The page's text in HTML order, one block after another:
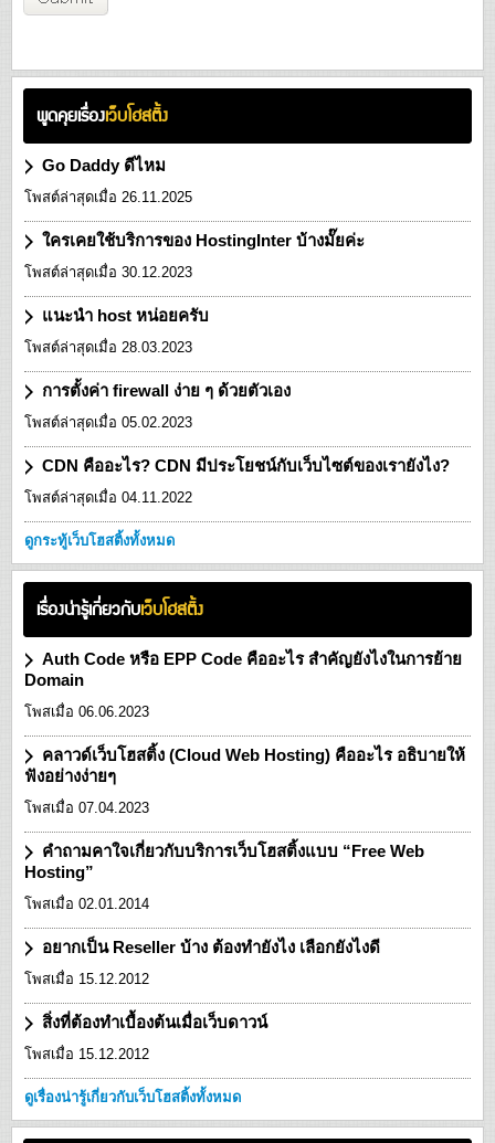
พูดคุยเรื่องเว็บโฮสติ้ง
Go Daddy ดีไหม
โพสต์ล่าสุดเมื่อ 26.11.2025
ใครเคยใช้บริการของ HostingInter บ้างมั๊ยค่ะ
โพสต์ล่าสุดเมื่อ 30.12.2023
แนะนำ host หน่อยครับ
โพสต์ล่าสุดเมื่อ 28.03.2023
การตั้งค่า firewall ง่าย ๆ ด้วยตัวเอง
โพสต์ล่าสุดเมื่อ 05.02.2023
CDN คืออะไร? CDN มีประโยชน์กับเว็บไซต์ของเรายังไง?
โพสต์ล่าสุดเมื่อ 04.11.2022
ดูกระทู้เว็บโฮสติ้งทั้งหมด
เรื่องน่ารู้เกี่ยวกับเว็บโฮสติ้ง
Auth Code หรือ EPP Code คืออะไร สำคัญยังไงในการย้าย
Domain
โพสเมื่อ 06.06.2023
คลาวด์เว็บโฮสติ้ง (Cloud Web Hosting) คืออะไร อธิบายให้
ฟังอย่างง่ายๆ
โพสเมื่อ 07.04.2023
คำถามคาใจเกี่ยวกับบริการเว็บโฮสติ้งแบบ “Free Web
Hosting”
โพสเมื่อ 02.01.2014
อยากเป็น Reseller บ้าง ต้องทำยังไง เลือกยังไงดี
โพสเมื่อ 15.12.2012
สิ่งที่ต้องทำเบื้องต้นเมื่อเว็บดาวน์
โพสเมื่อ 15.12.2012
ดูเรื่องน่ารู้เกี่ยวกับเว็บโฮสติ้งทั้งหมด